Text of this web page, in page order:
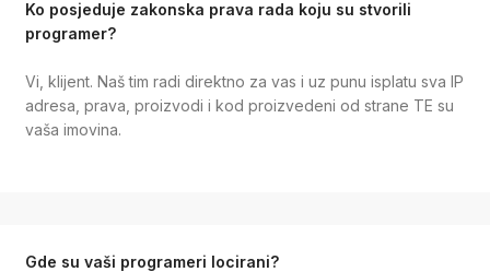
Ko posjeduje zakonska prava rada koju su stvorili
programer?
Vi, klijent. Naš tim radi direktno za vas i uz punu isplatu sva IP
adresa, prava, proizvodi i kod proizvedeni od strane TE su
vaša imovina.
Gde su vaši programeri locirani?